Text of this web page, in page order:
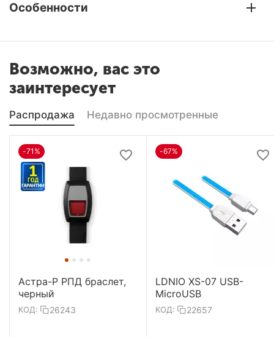
Особенности
Возможно, вас это
заинтересует
Распродажа Недавно просмотренные
-71%
Астра-Р РПД браслет,
черный
КОД: 26243
-67%
LDNIO XS-07 USB-
MicroUSB
КОД: 22657